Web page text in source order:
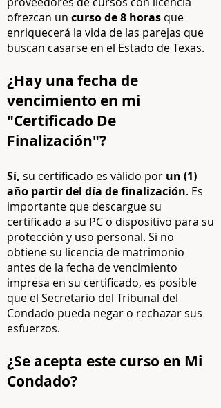
ofrezcan un curso de 8 horas que
enriquecerá la vida de las parejas que
buscan casarse en el Estado de Texas.
¿Hay una fecha de
vencimiento en mi
"Certificado De
Finalización"?
Sí, su certificado es válido por un (1)
año partir del día de finalización. Es
importante que descargue su
certificado a su PC o dispositivo para su
protección y uso personal. Si no
obtiene su licencia de matrimonio
antes de la fecha de vencimiento
impresa en su certificado, es posible
que el Secretario del Tribunal del
Condado pueda negar o rechazar sus
esfuerzos.
¿Se acepta este curso en Mi
Condado?